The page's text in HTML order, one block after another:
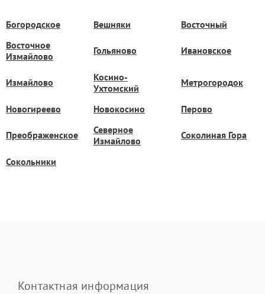
Богородское Вешняки
Восточный
Восточное
Измайлово
Гольяново Ивановское
Измайлово
Косино-
Ухтомский
Метрогородок
Новогиреево Новокосино Перово
Преображенское
Северное
Измайлово
Соколиная Гора
Сокольники
Контактная информация